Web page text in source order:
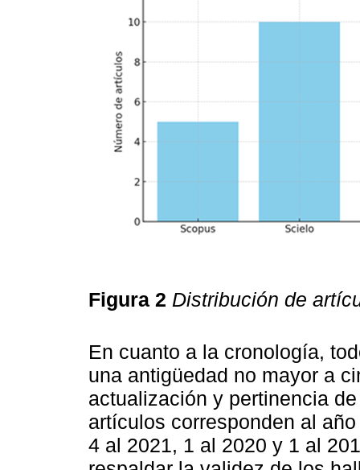
Figura 2 Distribución de
En cuanto a la cronología,
una antigüedad no mayor a
actualización y pertinencia
artículos corresponden al
4 al 2021, 1 al 2020 y 1 al